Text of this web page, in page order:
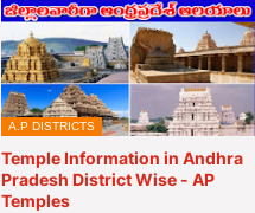
A.P DISTRICTS
Temple Information in Andhra
Pradesh District Wise - AP
Temples